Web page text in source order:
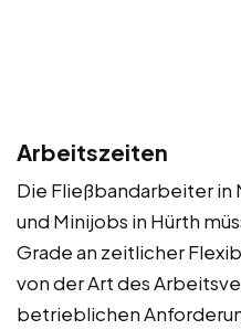
Arbeitszeiten
Die Fließbandarbeiter
und Minijobs in Hürth
Grade an zeitlicher
von der Art des
betrieblichen